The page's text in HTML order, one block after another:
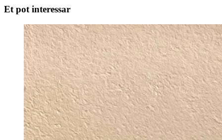
Et pot interessar